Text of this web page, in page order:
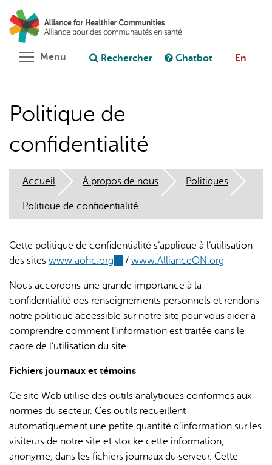
Aller
au
contenu
principal
Poser une question au chatbot
L'IA peut afficher des informations incorrectes, veuillez donc
Menu Toggle menu visibility
Rechercher Chatbot En
Politique de
confidentialité
Accueil À propos de nous Politiques
Politique de confidentialité
Cette politique de confidentialité s’applique à l’utilisation
des sites www.aohc.org (link
external)
/ www.AllianceON.org
Nous accordons une grande importance à la
confidentialité des renseignements personnels et rendons
notre politique accessible sur notre site pour vous aider à
comprendre comment l’information est traitée dans le
cadre de l’utilisation du site.
Fichiers journaux et témoins
Ce site Web utilise des outils analytiques conformes aux
normes du secteur. Ces outils recueillent
automatiquement une petite quantité d’information sur les
visiteurs de notre site et stocke cette information,
anonyme, dans les fichiers journaux du serveur. Cette